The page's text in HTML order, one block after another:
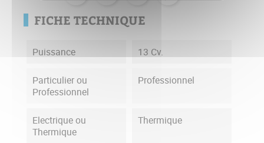
FICHE TECHNIQUE
Puissance 13 Cv.
Particulier ou
Professionnel
Professionnel
Electrique ou
Thermique
Thermique